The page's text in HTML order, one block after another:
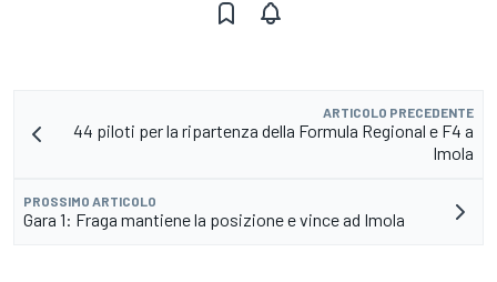
ARTICOLO PRECEDENTE
44 piloti per la ripartenza della Formula Regional e F4 a
Imola
PROSSIMO ARTICOLO
Gara 1: Fraga mantiene la posizione e vince ad Imola